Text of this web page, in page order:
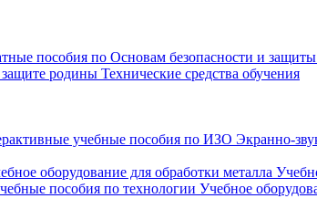
пособия по Основам безопасности и
защите родины Технические средства обучения
учебные пособия по ИЗО Экранно-
оборудование для обработки металла
пособия по технологии Учебное